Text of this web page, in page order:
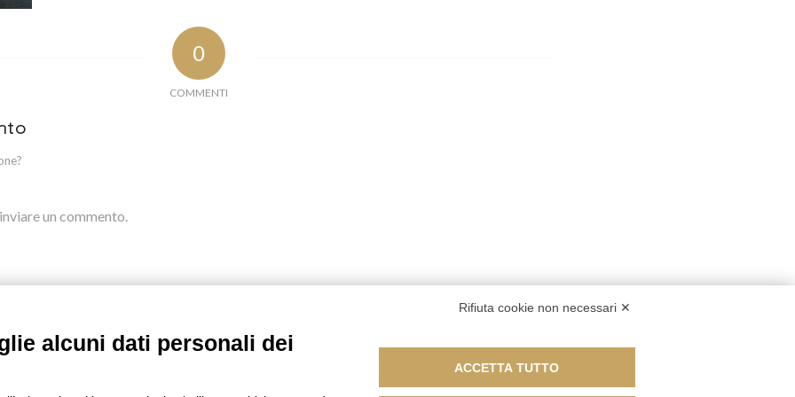
0
COMMENTI
un commento.
Instagram TripAdvisor
Rifiuta cookie non necessari ✕
alcuni dati personali dei
ACCETTA TUTTO